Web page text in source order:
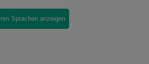
Sprachen anzeigen